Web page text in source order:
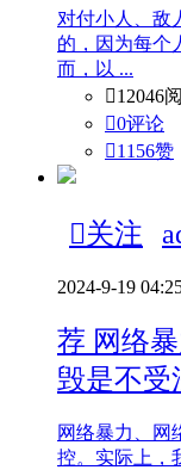
对付小人、敌
的，因为每个
而，以 ...
12046
0评论
1156赞
关注
2024-9-19
荐 网络
毁是不受
网络暴力、网
控。实际上，